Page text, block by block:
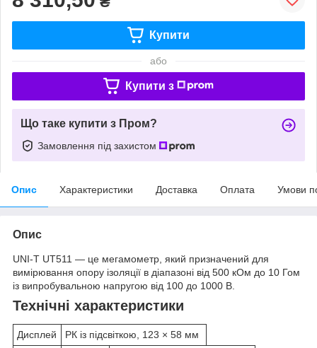
Купити
або
Купити з
Що таке купити з Пром?
Замовлення під захистом
Опис Характеристики Доставка Оплата Умови
Опис
UNI-T UT511 — це мегамометр, який призначений для
вимірювання опору ізоляції в діапазоні від 500 кОм до 10 Гом
із випробувальною напругою від 100 до 1000 В.
Технічні характеристики
Дисплей
РК із підсвіткою, 123 × 58 мм